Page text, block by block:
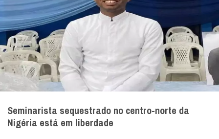
Seminarista sequestrado no centro-norte da
Nigéria está em liberdade